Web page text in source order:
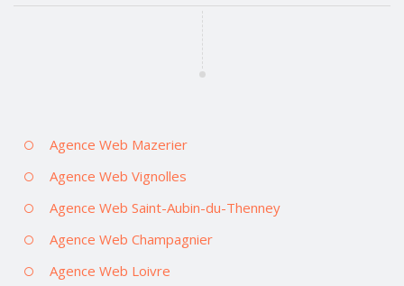
Agence Web Mazerier
Agence Web Vignolles
Agence Web Saint-Aubin-du-Thenney
Agence Web Champagnier
Agence Web Loivre